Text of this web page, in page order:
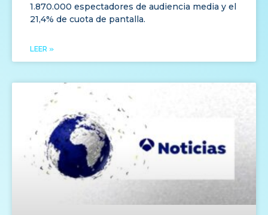
1.870.000 espectadores de audiencia media y el
21,4% de cuota de pantalla.
LEER »